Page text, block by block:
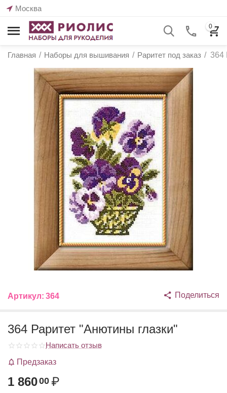
Москва
0
Главная / Наборы для вышивания / Раритет под заказ / 364
Артикул: 364 Поделиться
364 Раритет "Анютины глазки"
Написать отзыв
Предзаказ
1 86000 ₽